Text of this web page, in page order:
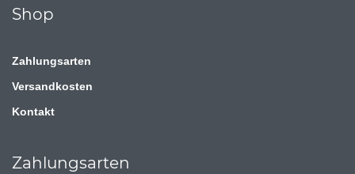
Shop
Zahlungsarten
Versandkosten
Kontakt
Zahlungsarten